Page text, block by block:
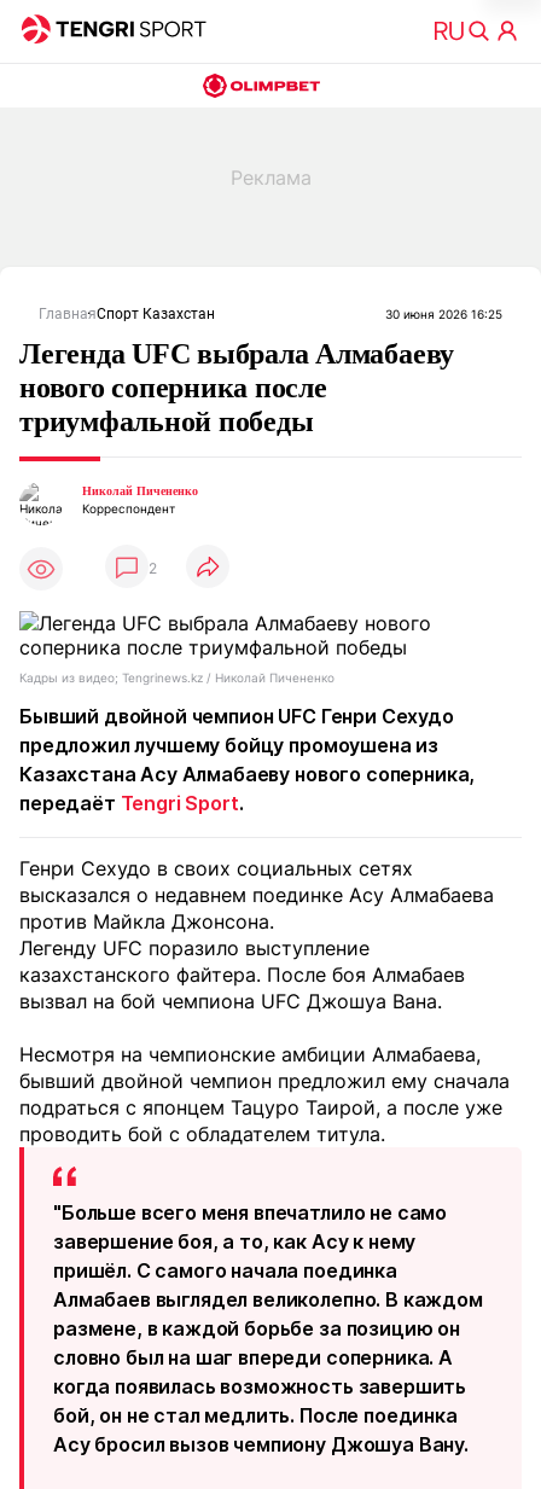
ГлавнаяСпорт Казахстан 30 июня 2026 16:25
Легенда UFC выбрала Алмабаеву
нового соперника после
триумфальной победы
Николай Пичененко
Корреспондент
2
Кадры из видео; Tengrinews.kz / Николай Пичененко
Бывший двойной чемпион UFC Генри Сехудо
предложил лучшему бойцу промоушена из
Казахстана Асу Алмабаеву нового соперника,
передаёт Tengri Sport.
Генри Сехудо в своих социальных сетях
высказался о недавнем поединке Асу Алмабаева
против Майкла Джонсона.
Легенду UFC поразило выступление
казахстанского файтера. После боя Алмабаев
вызвал на бой чемпиона UFC Джошуа Вана.
Несмотря на чемпионские амбиции Алмабаева,
бывший двойной чемпион предложил ему сначала
подраться с японцем Тацуро Таирой, а после уже
проводить бой с обладателем титула.
"Больше всего меня впечатлило не само
завершение боя, а то, как Асу к нему
пришёл. С самого начала поединка
Алмабаев выглядел великолепно. В каждом
размене, в каждой борьбе за позицию он
словно был на шаг впереди соперника. А
когда появилась возможность завершить
бой, он не стал медлить. После поединка
Асу бросил вызов чемпиону Джошуа Вану.